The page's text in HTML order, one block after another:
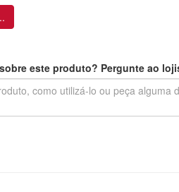
este produto? Pergunte ao